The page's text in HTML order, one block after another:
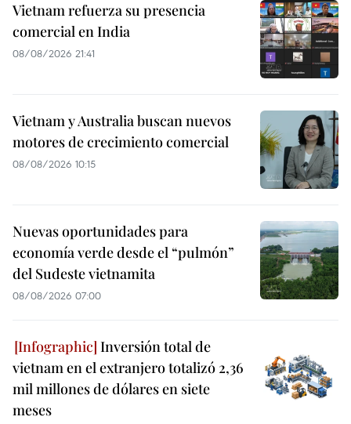
Vietnam refuerza su presencia
comercial en India
08/08/2026 21:41
Vietnam y Australia buscan nuevos
motores de crecimiento comercial
08/08/2026 10:15
Nuevas oportunidades para
economía verde desde el “pulmón”
del Sudeste vietnamita
08/08/2026 07:00
Inversión total de
vietnam en el extranjero totalizó 2,36
mil millones de dólares en siete
meses